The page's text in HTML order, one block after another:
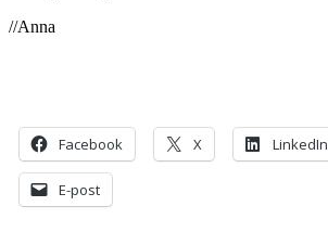
//Anna
Facebook X LinkedIn
E-post